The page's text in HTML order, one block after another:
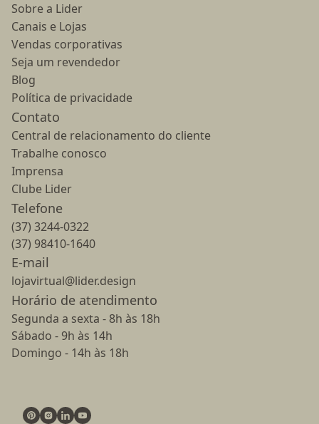
Sobre a Lider
Canais e Lojas
Vendas corporativas
Seja um revendedor
Blog
Política de privacidade
Contato
Central de relacionamento do cliente
Trabalhe conosco
Imprensa
Clube Lider
Telefone
(37) 3244-0322
(37) 98410-1640
E-mail
lojavirtual@lider.design
Horário de atendimento
Segunda a sexta - 8h às 18h
Sábado - 9h às 14h
Domingo - 14h às 18h